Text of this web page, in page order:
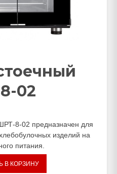
02
8-02 предназначен для
изделий на
питания.
В КОРЗИНУ